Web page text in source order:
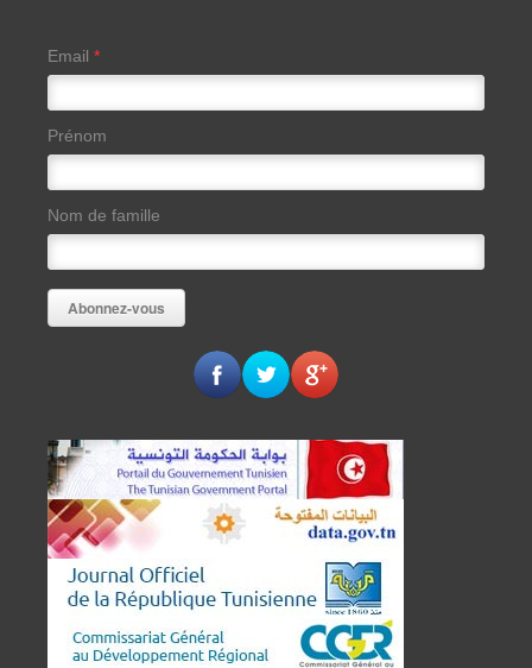
Email *
Prénom
Nom de famille